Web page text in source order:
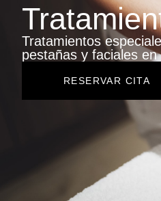
Tratamientos
pestañas y faciales en
RESERVAR CITA